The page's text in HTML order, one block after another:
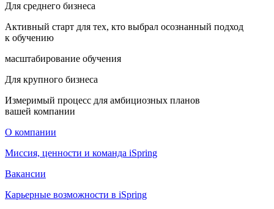
Для среднего бизнеса
Активный старт для тех, кто выбрал осознанный подход
к обучению
масштабирование обучения
Для крупного бизнеса
Измеримый процесс для амбициозных планов
вашей компании
О компании
Миссия, ценности и команда iSpring
Вакансии
Карьерные возможности в iSpring